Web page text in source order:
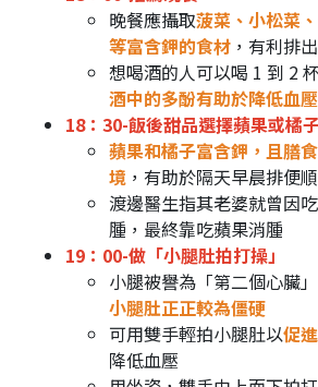
晚餐應攝取菠菜、小松菜
等富含鉀的食材 ，有利排
想喝酒的人可以喝 1 到 2
酒中的多酚有助於降低血壓
18：30-飯後甜品選擇蘋果或橘
蘋果和橘子富含鉀，且膳
境 ，有助於隔天早晨排便
渡邊醫生指其老婆就曾因
腫，最終靠吃蘋果消腫
19：00-做「小腿肚拍打操」
小腿被譽為「第二個心臟
小腿肚正正較為僵硬
可用雙手輕拍小腿肚以促
降低血壓